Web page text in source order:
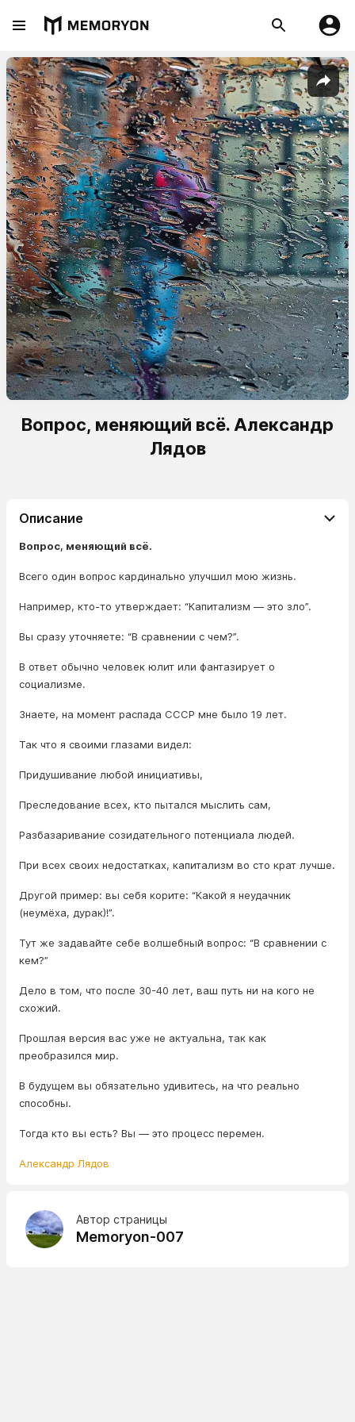
Вопрос, меняющий всё. Александр
Лядов
Описание
Вопрос, меняющий всё.
Всего один вопрос кардинально улучшил мою жизнь.
Например, кто-то утверждает: “Капитализм — это зло”.
Вы сразу уточняете: “В сравнении с чем?”.
В ответ обычно человек юлит или фантазирует о
социализме.
Знаете, на момент распада СССР мне было 19 лет.
Так что я своими глазами видел:
Придушивание любой инициативы,
Преследование всех, кто пытался мыслить сам,
Разбазаривание созидательного потенциала людей.
При всех своих недостатках, капитализм во сто крат лучше.
Другой пример: вы себя корите: “Какой я неудачник
(неумёха, дурак)!”.
Тут же задавайте себе волшебный вопрос: “В сравнении с
кем?”
Дело в том, что после 30-40 лет, ваш путь ни на кого не
схожий.
Прошлая версия вас уже не актуальна, так как
преобразился мир.
В будущем вы обязательно удивитесь, на что реально
способны.
Тогда кто вы есть? Вы — это процесс перемен.
Александр Лядов
Автор страницы
Memoryon-007